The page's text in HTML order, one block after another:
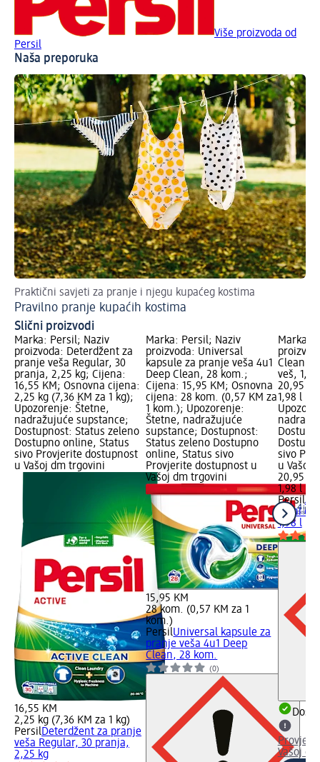
Više proizvoda od
Persil
Naša preporuka
Praktični savjeti za pranje i njegu kupaćeg kostima
Pravilno pranje kupaćih kostima
Slični proizvodi
Marka: Persil; Naziv
proizvoda: Deterdžent za
pranje veša Regular, 30
pranja, 2,25 kg; Cijena:
16,55 KM; Osnovna cijena:
2,25 kg (7,36 KM za 1 kg);
Upozorenje: Štetne,
nadražujuće supstance;
Dostupnost: Status zeleno
Dostupno online, Status
sivo Provjerite dostupnost
u Vašoj dm trgovini
16,55 KM
2,25 kg (7,36 KM za 1 kg)
PersilDeterdžent za pranje
veša Regular, 30 pranja,
2,25 kg
Marka: Persil; Naziv
proizvoda: Universal
kapsule za pranje veša 4u1
Deep Clean, 28 kom.;
Cijena: 15,95 KM; Osnovna
cijena: 28 kom. (0,57 KM za
1 kom.); Upozorenje:
Štetne, nadražujuće
supstance; Dostupnost:
Status zeleno Dostupno
online, Status sivo
Provjerite dostupnost u
Vašoj dm trgovini
15,95 KM
28 kom. (0,57 KM za 1
kom.)
PersilUniversal kapsule za
pranje veša 4u1 Deep
Clean, 28 kom.
(0)
Marka:
Clean
veš,
20,95
1,98 l
sivo
u Vašoj
20,95
1,98 l
Persil
tečni
1,98 l
Vašoj